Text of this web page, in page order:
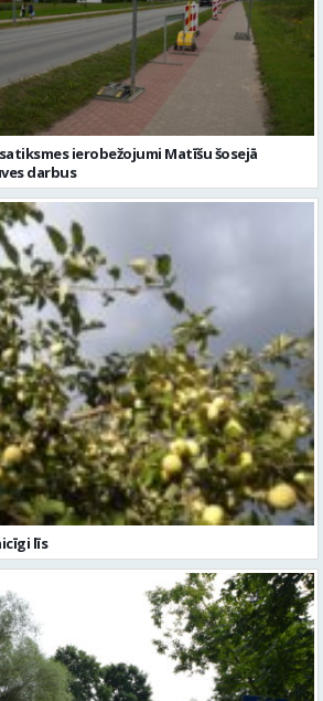
ierobežojumi Matīšu šosejā
darbus
līs